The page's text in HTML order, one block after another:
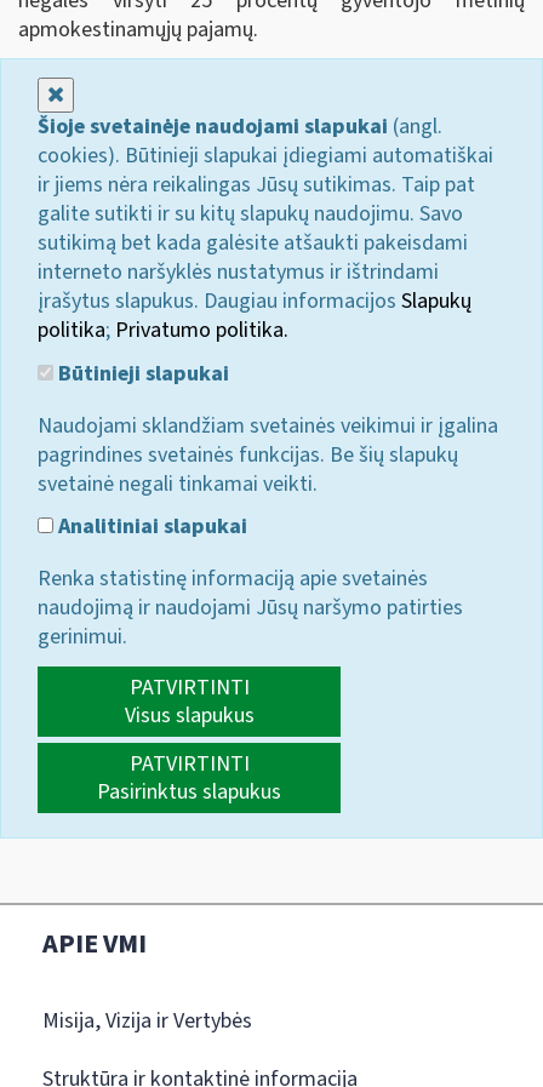
apmokestinamųjų pajamų.
Šioje svetainėje naudojami slapukai (angl.
cookies). Būtinieji slapukai įdiegiami automatiškai
ir jiems nėra reikalingas Jūsų sutikimas. Taip pat
galite sutikti ir su kitų slapukų naudojimu. Savo
sutikimą bet kada galėsite atšaukti pakeisdami
interneto naršyklės nustatymus ir ištrindami
įrašytus slapukus. Daugiau informacijos Slapukų
politika; Privatumo politika.
Būtinieji slapukai
Naudojami sklandžiam svetainės veikimui ir įgalina
pagrindines svetainės funkcijas. Be šių slapukų
svetainė negali tinkamai veikti.
Analitiniai slapukai
Renka statistinę informaciją apie svetainės
naudojimą ir naudojami Jūsų naršymo patirties
gerinimui.
PATVIRTINTI
Visus slapukus
PATVIRTINTI
Pasirinktus slapukus
APIE VMI
Misija, Vizija ir Vertybės
Struktūra ir kontaktinė informacija